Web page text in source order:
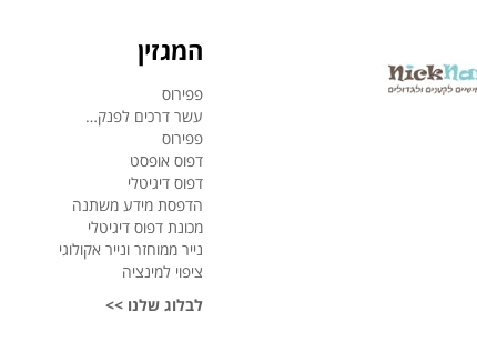
המגזין
פפירוס
עשר דרכים לפנק…
פפירוס
דפוס אופסט
דפוס דיגיטלי
הדפסת מידע משתנה
מכונת דפוס דיגיטלי
נייר ממוחזר ונייר אקולוגי
ציפוי למינציה
לבלוג שלנו >>